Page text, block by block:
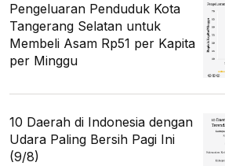
Pengeluaran Penduduk Kota
Tangerang Selatan untuk
Membeli Asam Rp51 per Kapita
per Minggu
10 Daerah di Indonesia dengan
Udara Paling Bersih Pagi Ini
(9/8)